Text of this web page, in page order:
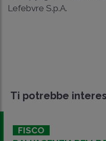
Lefebvre S.p.A.
Ti potrebbe
FISCO